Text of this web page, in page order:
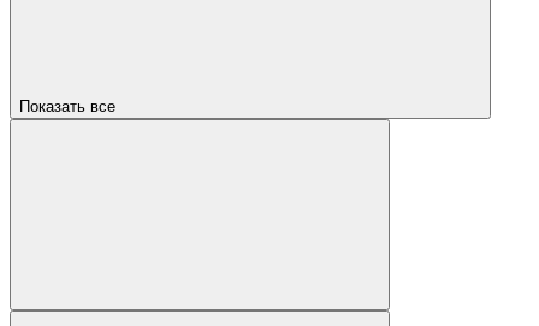
Показать все